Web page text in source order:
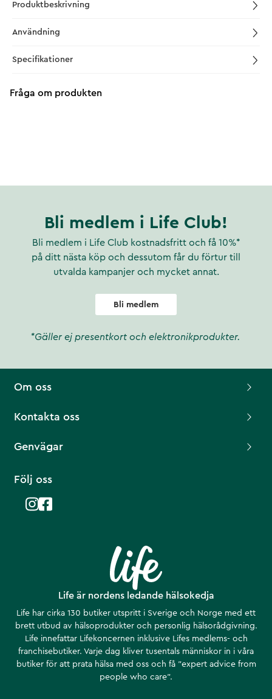
Produktbeskrivning
Användning
Specifikationer
Fråga om produkten
Bli medlem i Life Club!
Bli medlem i Life Club kostnadsfritt och få 10%*
på ditt nästa köp och dessutom får du förtur till
utvalda kampanjer och mycket annat.
Bli medlem
*Gäller ej presentkort och elektronikprodukter.
Life är nordens ledande hälsokedja
Life har cirka 130 butiker utspritt i Sverige och Norge med ett
brett utbud av hälsoprodukter och personlig hälsorådgivning.
Life innefattar Lifekoncernen inklusive Lifes medlems- och
franchisebutiker. Varje dag kliver tusentals människor in i våra
butiker för att prata hälsa med oss och få ”expert advice from
people who care”.
Om oss
Kontakta oss
Genvägar
Följ oss